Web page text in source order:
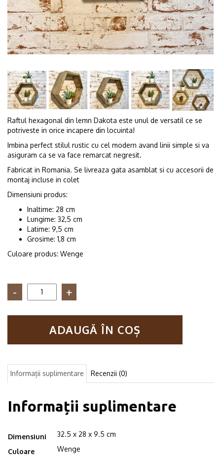
Raftul hexagonal din lemn Dakota este unul de versatil ce se
potriveste in orice incapere din locuinta!
Imbina perfect stilul rustic cu cel modern avand linii simple si va
asiguram ca se va face remarcat negresit.
Fabricat in Romania. Se livreaza gata asamblat si cu accesorii de
montaj incluse in colet
Dimensiuni produs:
Inaltime: 28 cm
Lungime: 32,5 cm
Latime: 9,5 cm
Grosime: 1,8 cm
Culoare produs: Wenge
Cantitate
perete
Dakota
wenge
ADAUGĂ ÎN COȘ
Informații suplimentare Recenzii (0)
Informații suplimentare
Dimensiuni 32.5 x 28 x 9.5 cm
Culoare Wenge